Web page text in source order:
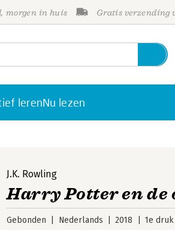
morgen in huis Gratis verzending
lerenNu lezen
J.K. Rowling
Harry Potter en de
Gebonden Nederlands 2018 1e druk